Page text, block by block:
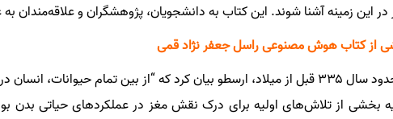
در این زمینه آشنا شوند. این کتاب به دانشجویان، پژوهشگران و
از کتاب هوش مصنوعی راسل جعفر نژاد قمی
در حدود سال ۳۳۵ قبل از میلاد، ارسطو بیان کرد که “از بین تمام
بخشی از تلاش‌های اولیه برای درک نقش مغز در عملکردهای حیاتی